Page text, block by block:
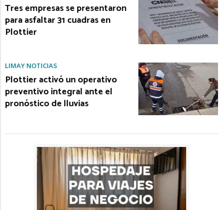
Tres empresas se presentaron
para asfaltar 31 cuadras en
Plottier
LIMAY NOTICIAS
Plottier activó un operativo
preventivo integral ante el
pronóstico de lluvias